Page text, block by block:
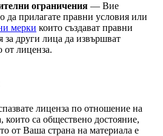
ограничения — Вие
да прилагате правни условия или
мерки които създават правни
за други лица да извършват
от лиценза.
лиценза по отношение на
които са обществено достояние,
от Ваша страна на материала е